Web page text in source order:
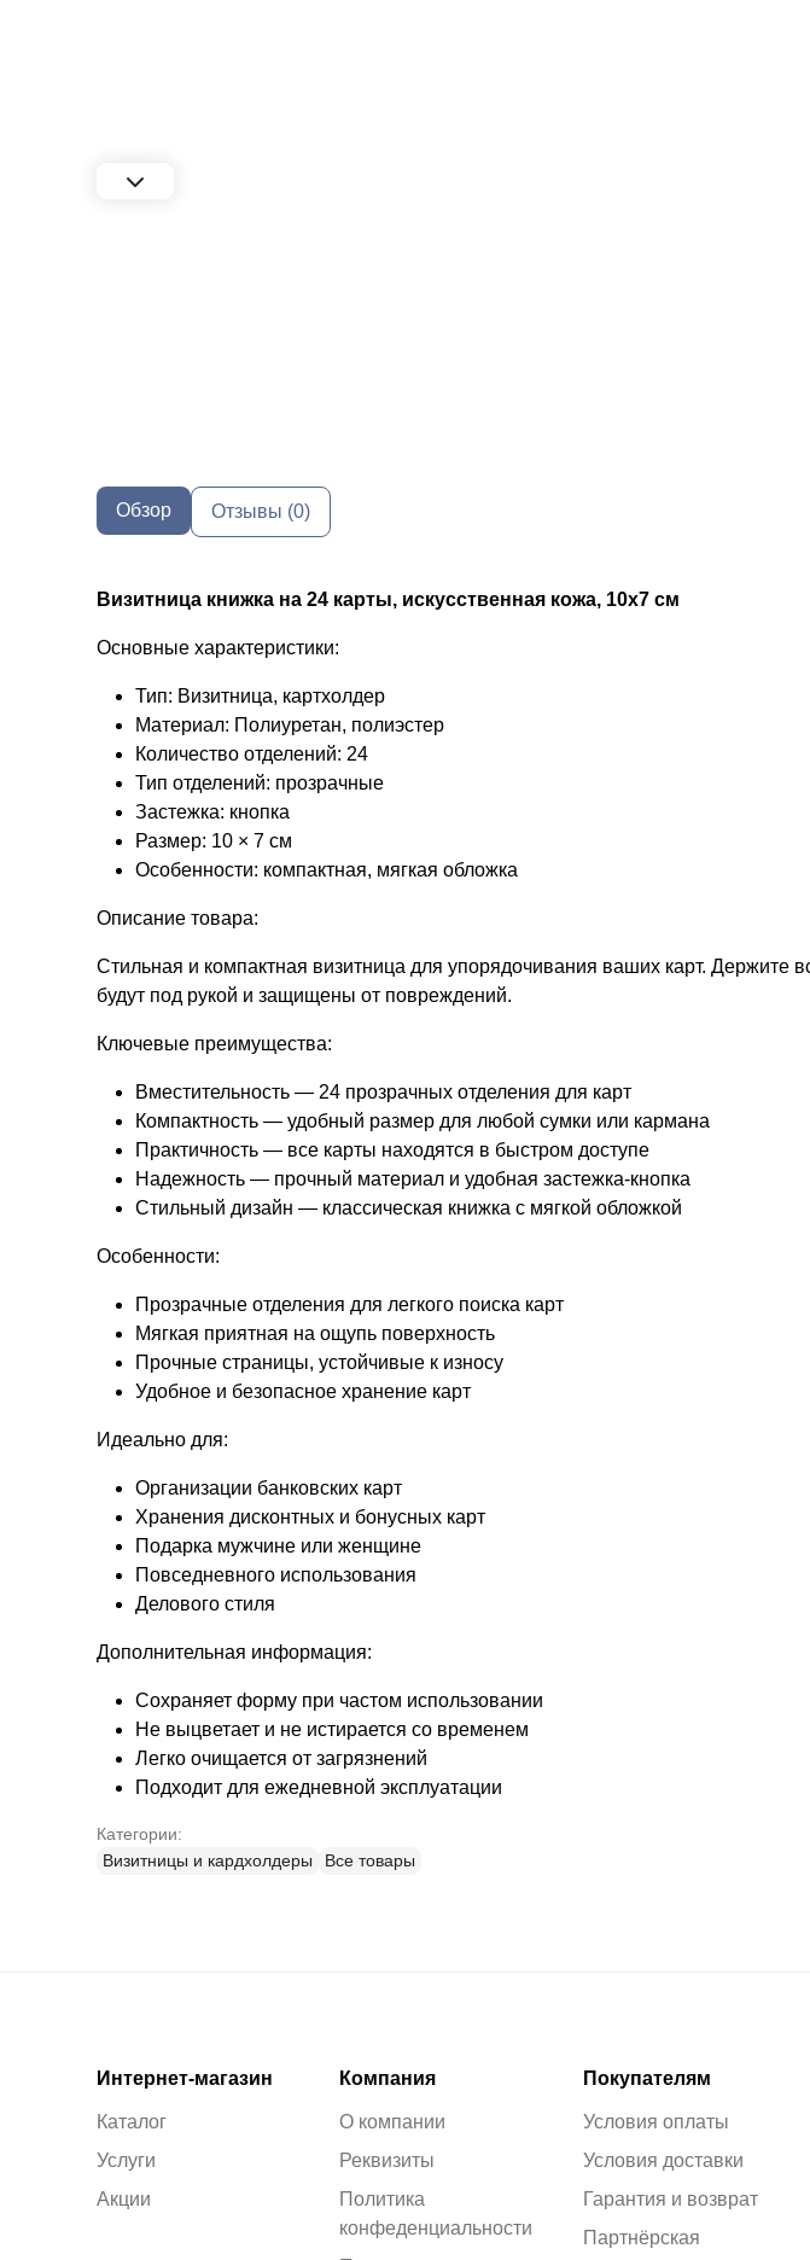
Обзор Отзывы (0)
Визитница книжка на 24 карты, искусственная кожа, 10x7 см
Основные характеристики:
Тип: Визитница, картхолдер
Материал: Полиуретан, полиэстер
Количество отделений: 24
Тип отделений: прозрачные
Застежка: кнопка
Размер: 10 × 7 см
Особенности: компактная, мягкая обложка
Описание товара:
Стильная и компактная визитница для упорядочивания ваших карт.
будут под рукой и защищены от повреждений.
Ключевые преимущества:
Вместительность — 24 прозрачных отделения для карт
Компактность — удобный размер для любой сумки или кармана
Практичность — все карты находятся в быстром доступе
Надежность — прочный материал и удобная застежка-кнопка
Стильный дизайн — классическая книжка с мягкой обложкой
Особенности:
Прозрачные отделения для легкого поиска карт
Мягкая приятная на ощупь поверхность
Прочные страницы, устойчивые к износу
Удобное и безопасное хранение карт
Идеально для:
Организации банковских карт
Хранения дисконтных и бонусных карт
Подарка мужчине или женщине
Повседневного использования
Делового стиля
Дополнительная информация:
Сохраняет форму при частом использовании
Не выцветает и не истирается со временем
Легко очищается от загрязнений
Подходит для ежедневной эксплуатации
Категории:
Визитницы и кардхолдеры
Все товары
Интернет-магазин
Каталог
Услуги
Акции
Компания
О компании
Реквизиты
Политика
конфеденциальности
Покупателям
Условия оплаты
Условия доставки
Гарантия и возврат
Партнёрская